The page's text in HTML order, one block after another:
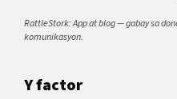
RattleStork: App at blog — gabay sa
komunikasyon.
Y factor